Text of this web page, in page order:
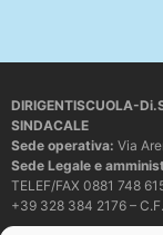
DIRIGENTISCUOLA-
SINDACALE
Sede operativa: Via
Sede Legale e
TELEF/FAX 0881 748
+39 328 384 2176 –